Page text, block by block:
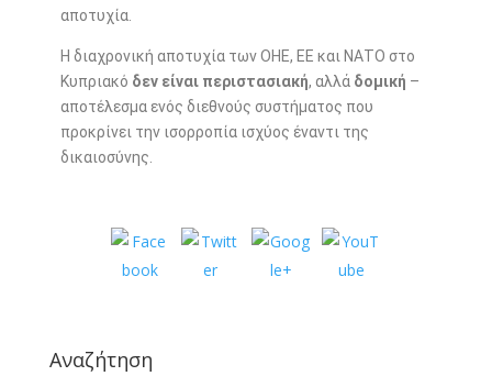
αποτυχία.
Η διαχρονική αποτυχία των ΟΗΕ, ΕΕ και ΝΑΤΟ στο
Κυπριακό δεν είναι περιστασιακή, αλλά δομική –
αποτέλεσμα ενός διεθνούς συστήματος που
προκρίνει την ισορροπία ισχύος έναντι της
δικαιοσύνης.
Αναζήτηση